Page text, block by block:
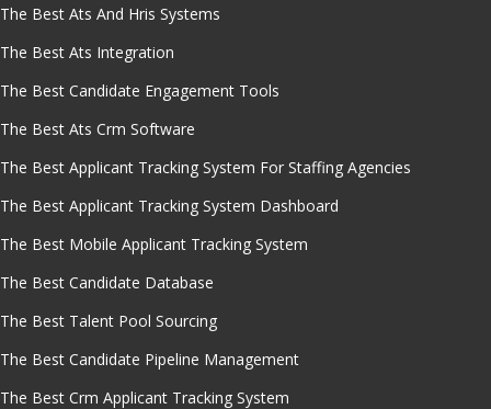
The Best Ats And Hris Systems
The Best Ats Integration
The Best Candidate Engagement Tools
The Best Ats Crm Software
The Best Applicant Tracking System For Staffing Agencies
The Best Applicant Tracking System Dashboard
The Best Mobile Applicant Tracking System
The Best Candidate Database
The Best Talent Pool Sourcing
The Best Candidate Pipeline Management
The Best Crm Applicant Tracking System